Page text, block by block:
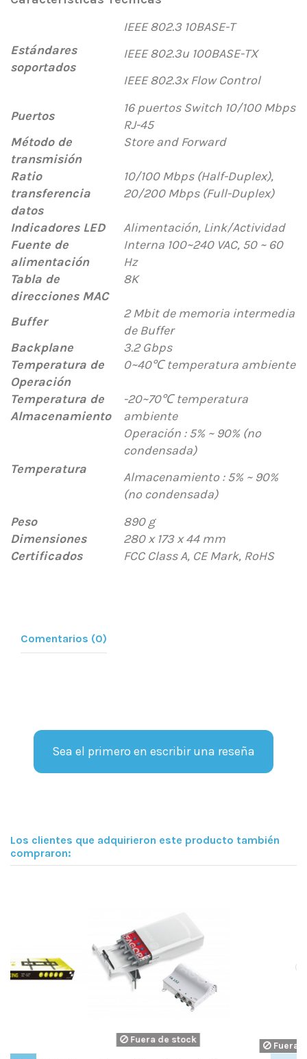
Estándares
soportados
IEEE 802.3 10BASE-T
IEEE 802.3u 100BASE-TX
IEEE 802.3x Flow Control
Puertos
16 puertos Switch 10/100 Mbps
RJ-45
Método de
transmisión
Store and Forward
Ratio
transferencia
datos
10/100 Mbps (Half-Duplex),
20/200 Mbps (Full-Duplex)
Indicadores LED
Alimentación, Link/Actividad
Fuente de
alimentación
Interna 100~240 VAC, 50 ~ 60
Hz
Tabla de
direcciones MAC
8K
Buffer
2 Mbit de memoria intermedia
de Buffer
Backplane
3.2 Gbps
Temperatura de
Operación
0~40℃temperatura ambiente
Temperatura de
Almacenamiento
-20~70℃temperatura
ambiente
Temperatura
Operación : 5% ~ 90% (no
condensada)
Almacenamiento : 5% ~ 90%
(no condensada)
Peso
890 g
Dimensiones
280 x 173 x 44 mm
Certificados
FCC Class A, CE Mark, RoHS
Comentarios (0)
Sea el primero en escribir una reseña
Los clientes que adquirieron este producto también
compraron:
Fuera de stock
Fuera de stock